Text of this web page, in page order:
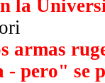
la
armas
- pero" se